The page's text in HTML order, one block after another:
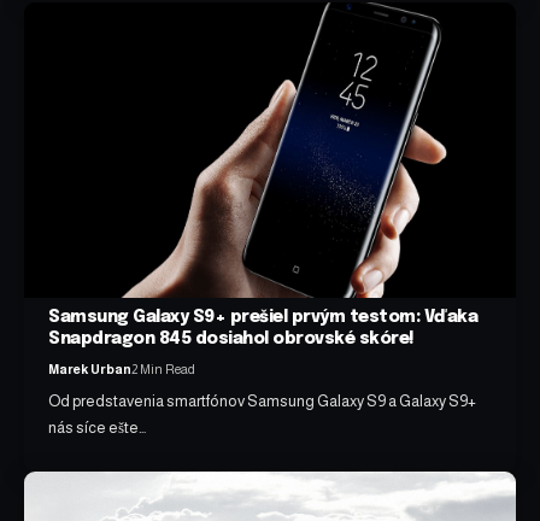
Samsung Galaxy S9+ prešiel prvým testom: Vďaka
Snapdragon 845 dosiahol obrovské skóre!
Marek Urban2 Min Read
Od predstavenia smartfónov Samsung Galaxy S9 a Galaxy S9+
nás síce ešte…